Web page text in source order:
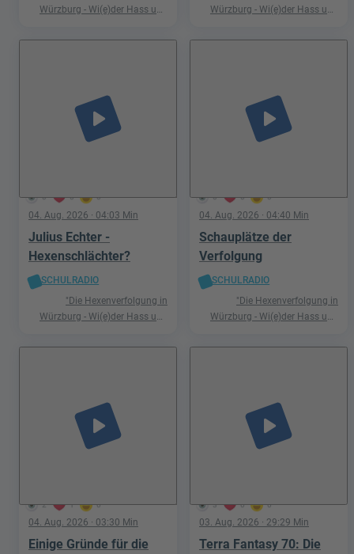
Würzburg - Wi(e)der Hass und
Würzburg - Wi(e)der Hass und
0 0 0
play_arrow
04. Aug. 2026 · 04:03 Min
Julius Echter -
Hexenschlächter?
SCHULRADIO
"Die Hexenverfolgung in
Würzburg - Wi(e)der Hass und
0 0 0
play_arrow
04. Aug. 2026 · 04:40 Min
Schauplätze der
Verfolgung
SCHULRADIO
"Die Hexenverfolgung in
Würzburg - Wi(e)der Hass und
2 1 0
play_arrow
04. Aug. 2026 · 03:30 Min
Einige Gründe für die
3 0 0
play_arrow
03. Aug. 2026 · 29:29 Min
Terra Fantasy 70: Die